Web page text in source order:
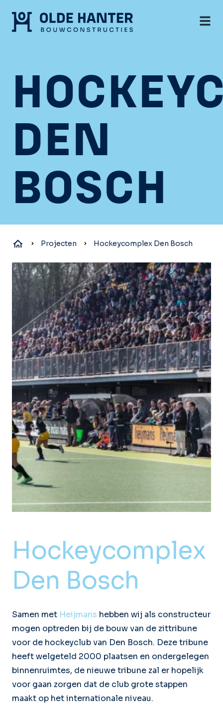
DEN
BOSCH
Projecten Hockeycomplex Den Bosch
Hockeycomplex
Den Bosch
Samen met Heijmans hebben wij als constructeur
mogen optreden bij de bouw van de zittribune
voor de hockeyclub van Den Bosch. Deze tribune
heeft welgeteld 2000 plaatsen en ondergelegen
binnenruimtes, de nieuwe tribune zal er hopelijk
voor gaan zorgen dat de club grote stappen
maakt op het internationale niveau.